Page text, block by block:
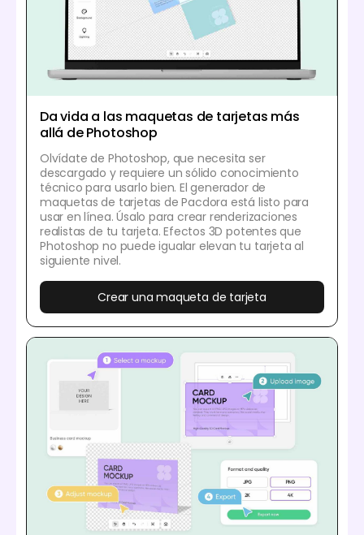
Da vida a las maquetas de tarjetas más
allá de Photoshop
Olvídate de Photoshop, que necesita ser
descargado y requiere un sólido conocimiento
técnico para usarlo bien. El generador de
maquetas de tarjetas de Pacdora está listo para
usar en línea. Úsalo para crear renderizaciones
realistas de tu tarjeta. Efectos 3D potentes que
Photoshop no puede igualar elevan tu tarjeta al
siguiente nivel.
Crear una maqueta de tarjeta